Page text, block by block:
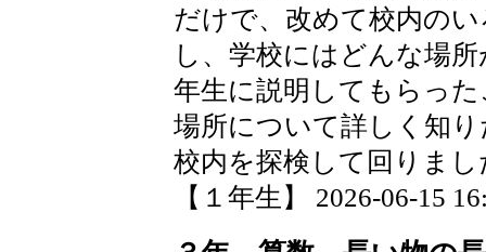
だけで、改めて校内の
し、学校にはどんな場
年生に説明してもらっ
場所について詳しく知
校内を探検して回りまし
【１年生】 2026-06-15